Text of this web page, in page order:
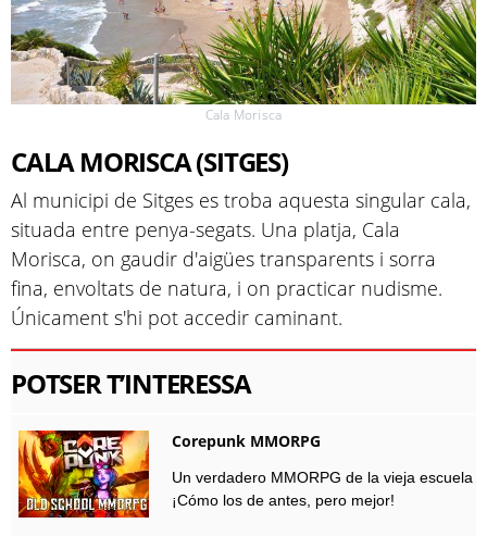
Cala Morisca
CALA MORISCA (SITGES)
Al municipi de Sitges es troba aquesta singular cala,
situada entre penya-segats. Una platja, Cala
Morisca, on gaudir d'aigües transparents i sorra
fina, envoltats de natura, i on practicar nudisme.
Únicament s'hi pot accedir caminant.
POTSER T’INTERESSA
Corepunk MMORPG
Un verdadero MMORPG de la vieja escuela
¡Cómo los de antes, pero mejor!